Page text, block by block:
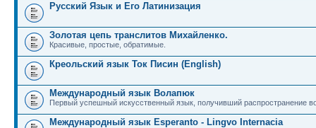
Русский Язык и Его Латинизация
Золотая цепь транслитов Михайленко.
Красивые, простые, обратимые.
Креольский язык Ток Писин (English)
Международный язык Волапюк
Первый успешный искусственный язык, получивший распространение
Международный язык Esperanto - Lingvo Internacia